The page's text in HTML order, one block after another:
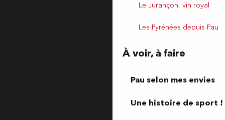
Le Jurançon, vin royal
Les Pyrénées depuis Pau
À voir, à faire
Pau selon mes envies
Une histoire de sport !